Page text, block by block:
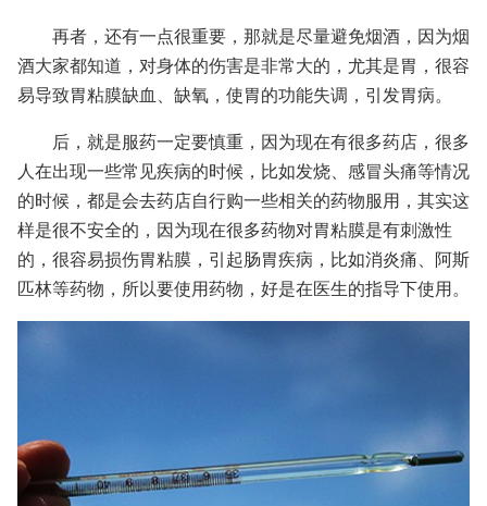
再者，还有一点很重要，那就是尽量避免烟酒，因为烟
酒大家都知道，对身体的伤害是非常大的，尤其是胃，很容
易导致胃粘膜缺血、缺氧，使胃的功能失调，引发胃病。
后，就是服药一定要慎重，因为现在有很多药店，很多
人在出现一些常见疾病的时候，比如发烧、感冒头痛等情况
的时候，都是会去药店自行购一些相关的药物服用，其实这
样是很不安全的，因为现在很多药物对胃粘膜是有刺激性
的，很容易损伤胃粘膜，引起肠胃疾病，比如消炎痛、阿斯
匹林等药物，所以要使用药物，好是在医生的指导下使用。